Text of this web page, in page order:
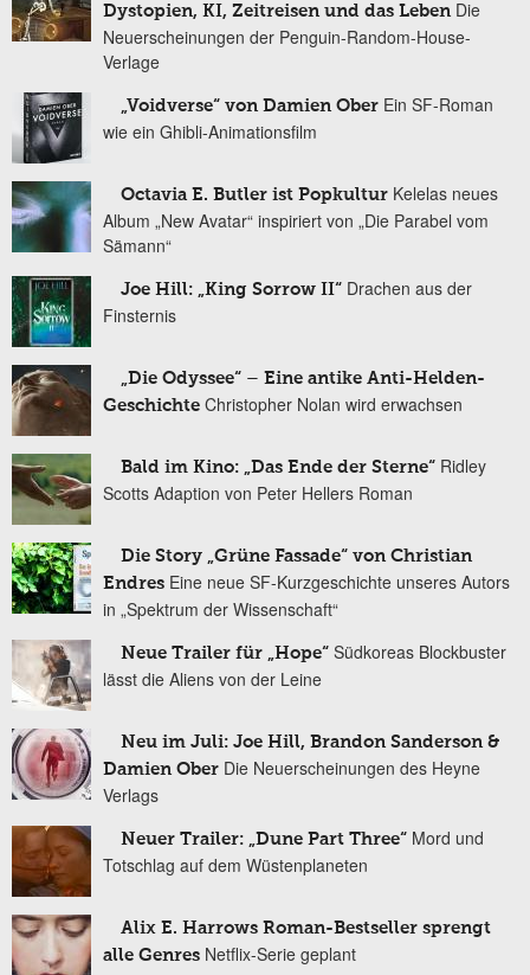
Dystopien, KI, Zeitreisen und das Leben Die
Neuerscheinungen der Penguin-Random-House-
Verlage
„Voidverse“ von Damien Ober Ein SF-Roman
wie ein Ghibli-Animationsfilm
Octavia E. Butler ist Popkultur Kelelas neues
Album „New Avatar“ inspiriert von „Die Parabel vom
Sämann“
Joe Hill: „King Sorrow II“ Drachen aus der
Finsternis
„Die Odyssee“ – Eine antike Anti-Helden-
Geschichte Christopher Nolan wird erwachsen
Bald im Kino: „Das Ende der Sterne“ Ridley
Scotts Adaption von Peter Hellers Roman
Die Story „Grüne Fassade“ von Christian
Endres Eine neue SF-Kurzgeschichte unseres Autors
in „Spektrum der Wissenschaft“
Neue Trailer für „Hope“ Südkoreas Blockbuster
lässt die Aliens von der Leine
Neu im Juli: Joe Hill, Brandon Sanderson &
Damien Ober Die Neuerscheinungen des Heyne
Verlags
Neuer Trailer: „Dune Part Three“ Mord und
Totschlag auf dem Wüstenplaneten
Alix E. Harrows Roman-Bestseller sprengt
alle Genres Netflix-Serie geplant